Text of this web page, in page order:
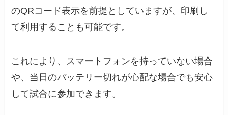
のQRコード表示を前提としていますが、印刷し
て利用することも可能です。
これにより、スマートフォンを持っていない場合
や、当日のバッテリー切れが心配な場合でも安心
して試合に参加できます。